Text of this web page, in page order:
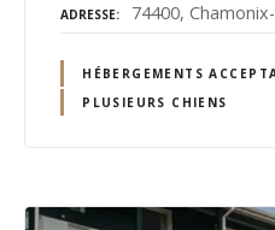
ADRESSE 74400,
HÉBERGEMENTS
PLUSIEURS CHIENS